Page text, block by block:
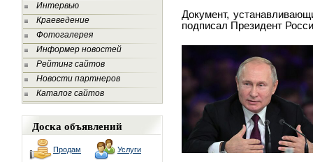
Интервью
Краеведение
Фотогалерея
Информер новостей
Рейтинг сайтов
Новости партнеров
Каталог сайтов
Доска объявлений
Продам Услуги
Документ,
подписал Президент